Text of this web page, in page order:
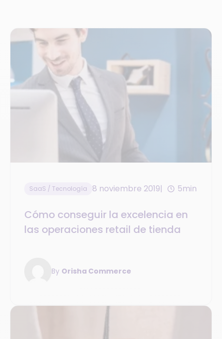
SaaS / Tecnología 8 noviembre 2019 5min
Cómo conseguir la excelencia en
las operaciones retail de tienda
By Orisha Commerce